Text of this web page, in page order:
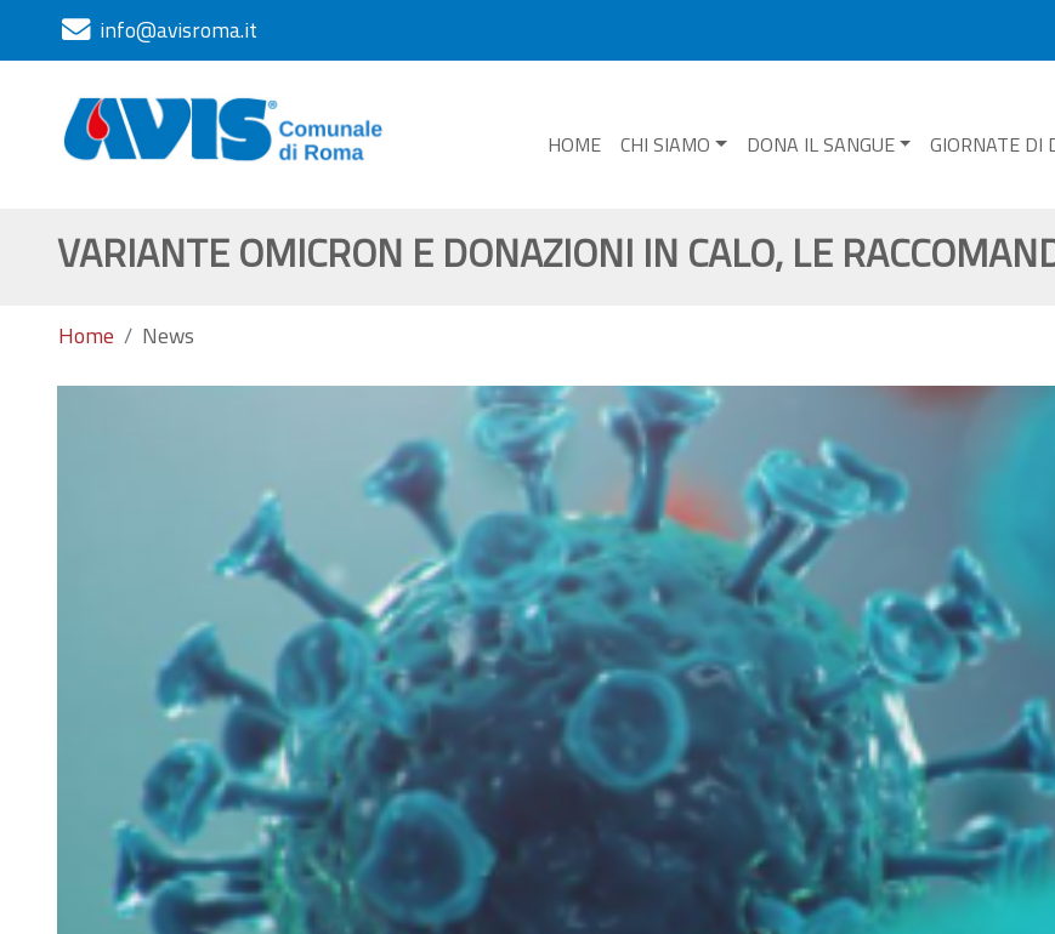
info@avisroma.it
HOME CHI SIAMO DONA IL SANGUE GIORNATE DI
VARIANTE OMICRON E DONAZIONI IN CALO, LE
Home News